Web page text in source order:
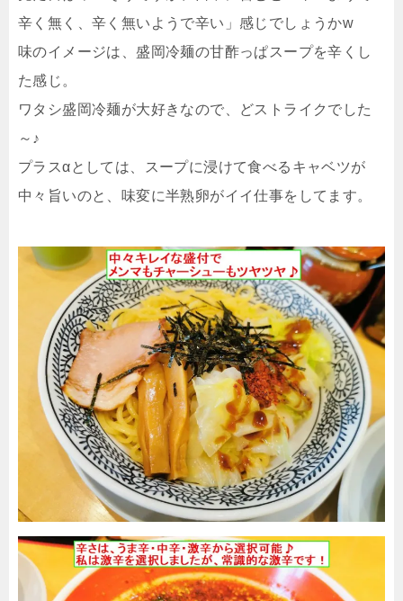
辛く無く、辛く無いようで辛い」感じでしょうかw
味のイメージは、盛岡冷麺の甘酢っぱスープを辛くし
た感じ。
ワタシ盛岡冷麺が大好きなので、どストライクでした
～♪
プラスαとしては、スープに浸けて食べるキャベツが
中々旨いのと、味変に半熟卵がイイ仕事をしてます。